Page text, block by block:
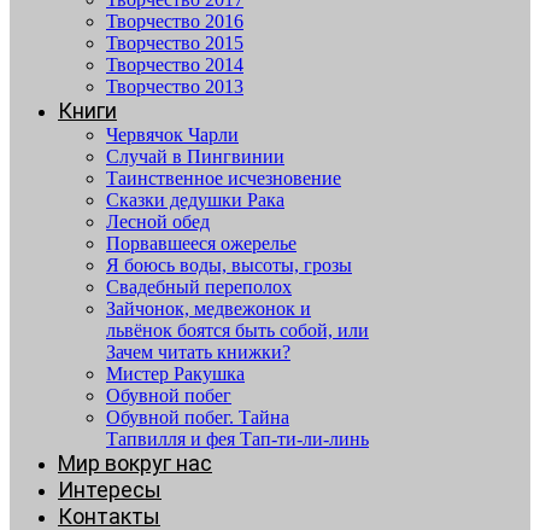
Творчество 2016
Творчество 2015
Творчество 2014
Творчество 2013
Книги
Червячок Чарли
Случай в Пингвинии
Таинственное исчезновение
Сказки дедушки Рака
Лесной обед
Порвавшееся ожерелье
Я боюсь воды, высоты, грозы
Свадебный переполох
Зайчонок, медвежонок и
львёнок боятся быть собой, или
Зачем читать книжки?
Мистер Ракушка
Обувной побег
Обувной побег. Тайна
Тапвилля и фея Тап-ти-ли-линь
Мир вокруг нас
Интересы
Контакты